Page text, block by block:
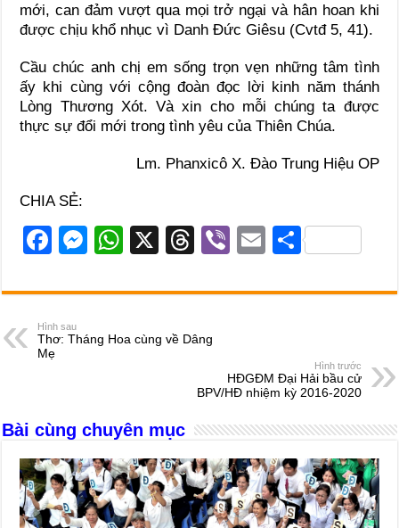
mới, can đảm vượt qua mọi trở ngại và hân hoan khi
được chịu khổ nhục vì Danh Đức Giêsu (Cvtđ 5, 41).
Cầu chúc anh chị em sống trọn vẹn những tâm tình
ấy khi cùng với cộng đoàn đọc lời kinh năm thánh
Lòng Thương Xót. Và xin cho mỗi chúng ta được
thực sự đổi mới trong tình yêu của Thiên Chúa.
Lm. Phanxicô X. Đào Trung Hiệu OP
CHIA SẺ:
F
c
e
b
k
M
ss
n
W
at
A
X
T
e
d
s
Vi
er
E
ail
S
ar
Hình sau
Thơ: Tháng Hoa cùng về Dâng
Mẹ
Hình trước
HĐGĐM Đại Hải bầu cử
BPV/HĐ nhiệm kỳ 2016-2020
Bài cùng chuyên mục